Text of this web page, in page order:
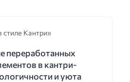
Кантри»
переработанных
в кантри-
и уюта